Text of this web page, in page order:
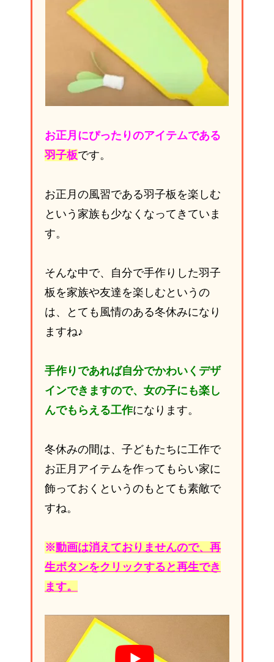
お正月にぴったりのアイテムである
羽子板です。
お正月の風習である羽子板を楽しむ
という家族も少なくなってきていま
す。
そんな中で、自分で手作りした羽子
板を家族や友達を楽しむというの
は、とても風情のある冬休みになり
ますね♪
手作りであれば自分でかわいくデザ
インできますので、女の子にも楽し
んでもらえる工作になります。
冬休みの間は、子どもたちに工作で
お正月アイテムを作ってもらい家に
飾っておくというのもとても素敵で
すね。
※動画は消えておりませんので、再
生ボタンをクリックすると再生でき
ます。